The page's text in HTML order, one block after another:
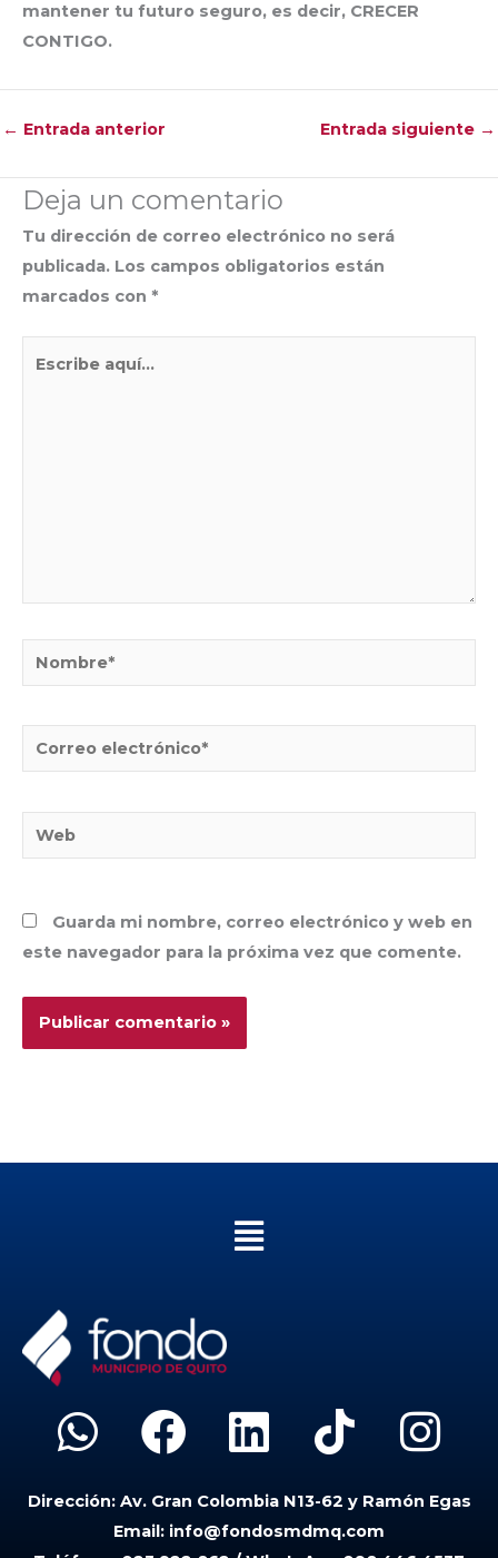
mantener tu futuro seguro, es decir, CRECER
CONTIGO.
← Entrada anterior Entrada siguiente →
Deja un comentario
Tu dirección de correo electrónico no será
publicada. Los campos obligatorios están
marcados con *
Nombre*
Correo
electrónico*
Web
Guarda mi nombre, correo electrónico y web en
este navegador para la próxima vez que comente.
Menú
W
a
F
c
L
n
T
k
I
s
Dirección:Av. Gran Colombia N13-62 y Ramón Egas
Email: info@fondosmdmq.com